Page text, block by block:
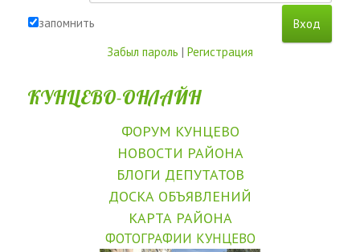
запомнить
Забыл пароль | Регистрация
КУНЦЕВО-ОНЛАЙН
ФОРУМ КУНЦЕВО
НОВОСТИ РАЙОНА
БЛОГИ ДЕПУТАТОВ
ДОСКА ОБЪЯВЛЕНИЙ
КАРТА РАЙОНА
ФОТОГРАФИИ КУНЦЕВО